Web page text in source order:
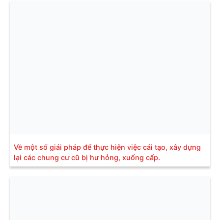
Về một số giải pháp để thực hiện việc cải tạo, xây dựng
lại các chung cư cũ bị hư hỏng, xuống cấp.